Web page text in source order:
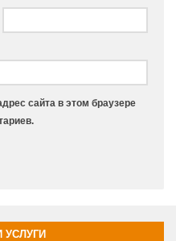
сайта в этом браузере
УСЛУГИ